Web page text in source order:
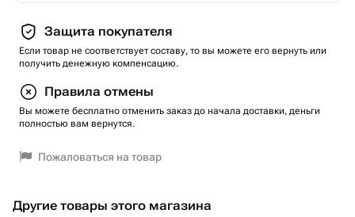
Защита покупателя
Если товар не соответствует составу, то вы можете его вернуть или
получить денежную компенсацию.
Правила отмены
Вы можете бесплатно отменить заказ до начала доставки, деньги
полностью вам вернутся.
Пожаловаться на товар
Другие товары этого магазина